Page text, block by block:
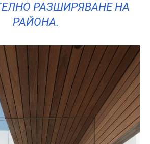
РАЗШИРЯВАНЕ НА
РАЙОНА.